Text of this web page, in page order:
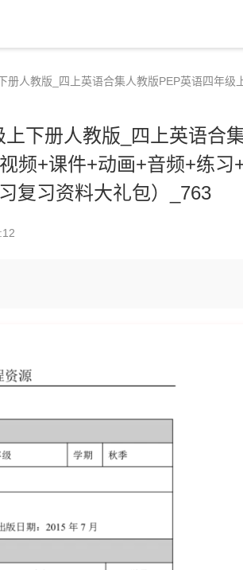
人教版_四上英语合集人教版PEP英语四年级
下册人教版_四上英语合
频+课件+动画+音频+练习
复习资料大礼包）_763